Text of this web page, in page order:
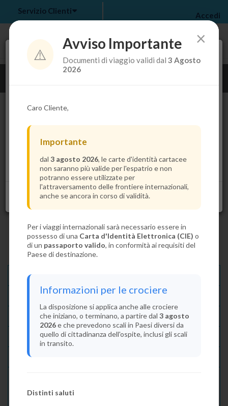
my bookings >
Servizio Clienti Accedi
Disponibilità
Condizioni
Recensioni
Indica il numero dei passeggeri
×
⚠️
Avviso Importante
Documenti di viaggio validi dal3 Agosto
2026
Caro Cliente,
Importante
dal 3 agosto 2026, le carte d'identità cartacee
non saranno più valide per l'espatrio e non
potranno essere utilizzate per
l'attraversamento delle frontiere internazionali,
anche se ancora in corso di validità.
Per i viaggi internazionali sarà necessario essere in
possesso di una Carta d'Identità Elettronica (CIE) o
di un passaporto valido, in conformità ai requisiti del
Paese di destinazione.
Informazioni per le crociere
La disposizione si applica anche alle crociere
che iniziano, o terminano, a partire dal 3 agosto
2026e che prevedono scali in Paesi diversi da
quello di cittadinanza dell'ospite, inclusi gli scali
in transito.
Distinti saluti
Tra pochi secondi troverai il prezzo più basso per la
tua crociera.